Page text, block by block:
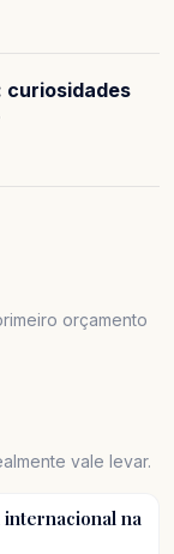
curiosidades
orçamento
vale levar.
internacional na